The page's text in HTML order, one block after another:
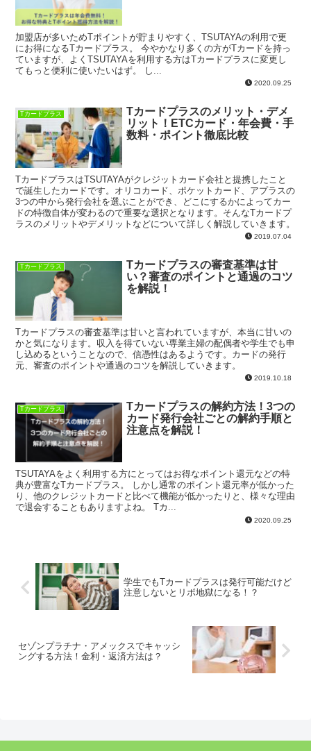
加盟店が多いためTポイントが貯まりやすく、TSUTAYAの利用で更
にお得になるTカードプラス。 今やかなり多くの方がTカードを持っ
ていますが、よくTSUTAYAを利用する方はTカードプラスに変更し
てもっと便利に使いたいはず。 し...
2020.09.25
Tカードプラス
Tカードプラスのメリット・デメ
リット！ETCカード・年会費・手
数料・ポイント徹底比較
TカードプラスはTSUTAYAがクレジットカード会社と提携したこと
で誕生したカードです。オリコカード、ポケットカード、アプラスの
3つの中から発行会社を選ぶことができ、どこにするかによってカー
ドの特徴自体が変わるので重要な選択となります。そんなTカードプ
ラスのメリットやデメリットなどについて詳しく解説していきます。
2019.07.04
Tカードプラス
Tカードプラスの審査基準は甘
い？審査のポイントと通過のコツ
を解説！
Tカードプラスの審査基準は甘いと言われていますが、本当に甘いの
かと気になります。収入を得ていない専業主婦の配偶者や学生でも申
し込めるということなので、信憑性はあるようです。カードの発行
元、審査のポイントや通過のコツを解説していきます。
2019.10.18
Tカードプラス
Tカードプラスの解約方法！3つの
カード発行会社ごとの解約手順と
注意点を解説！
TSUTAYAをよく利用する方にとってはお得なポイント還元などの特
典が豊富なTカードプラス。 しかし通常のポイント還元率が低かった
り、他のクレジットカードと比べて機能が低かったりと、様々な理由
で退会することもありますよね。 Tカ...
2020.09.25
学生でもTカードプラスは発行可能だけど
注意しないとリボ地獄になる！？
セゾンプラチナ・アメックスでキャッシ
ングする方法！金利・返済方法は？